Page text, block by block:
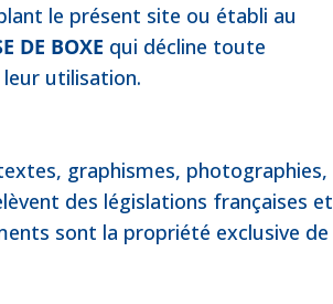
le présent site ou établi au
DE BOXE qui décline toute
utilisation.
graphismes, photographies,
des législations françaises et
sont la propriété exclusive de